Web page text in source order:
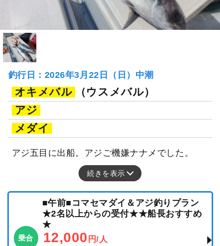
釣行日：2026年3月22日（日）中潮
オキメバル
（ウスメバル）
アジ
メダイ
アジ五目に出船。アジご機嫌ナナメでした。
続きを表示
乗合
■午前■コマセマダイ＆アジ釣りプラン
★2名以上からの受付★★船長おすすめ
★
12,000 円/人